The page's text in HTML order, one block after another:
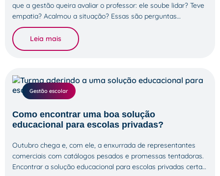
que a gestão queira avaliar o professor: ele soube lidar? Teve
empatia? Acalmou a situação? Essas são perguntas…
Leia mais
Gestão escolar
Como encontrar uma boa solução
educacional para escolas privadas?
Outubro chega e, com ele, a enxurrada de representantes
comerciais com catálogos pesados e promessas tentadoras.
Encontrar a solução educacional para escolas privadas certa…